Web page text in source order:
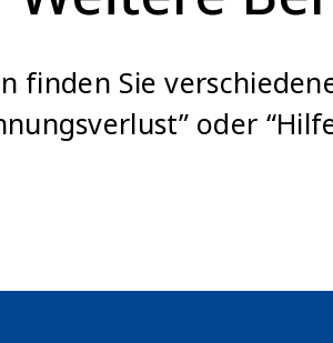
finden Sie
oder